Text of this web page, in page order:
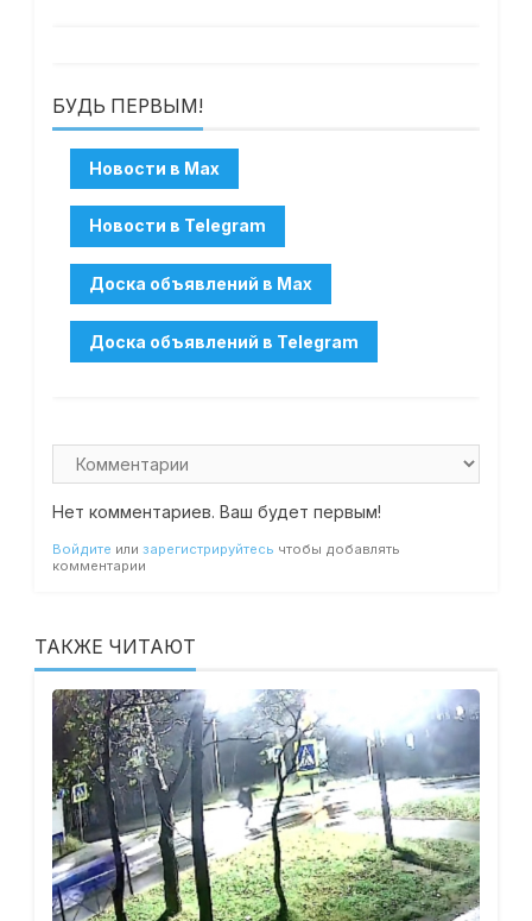
БУДЬ ПЕРВЫМ!
Нет комментариев. Ваш будет первым!
Войдите или зарегистрируйтесь чтобы добавлять
комментарии
ТАКЖЕ ЧИТАЮТ